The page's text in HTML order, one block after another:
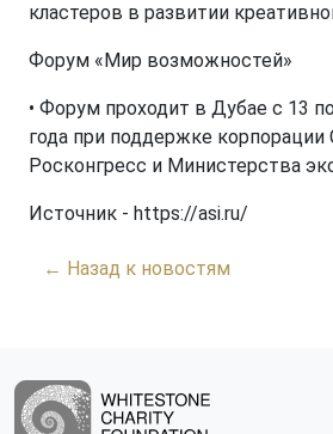
кластеров в развитии
Форум «Мир возможностей»
• Форум проходит в Дубае с 13
года при поддержке корпорации
Росконгресс и Министерства
Источник - https://asi.ru/
← Назад к новостям